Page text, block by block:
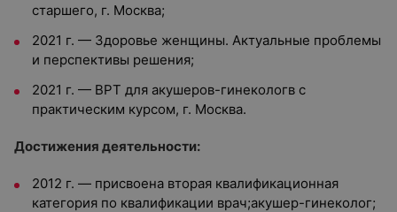
старшего, г. Москва;
2021 г. — Здоровье женщины. Актуальные проблемы
и перспективы решения;
2021 г. — ВРТ для акушеров-гинекологв с
практическим курсом, г. Москва.
Достижения деятельности:
2012 г. — присвоена вторая квалификационная
категория по квалификации врач;акушер-гинеколог;